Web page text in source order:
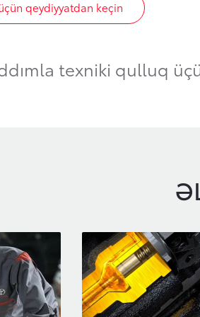
qeydiyyatdan keçin
texniki qulluq